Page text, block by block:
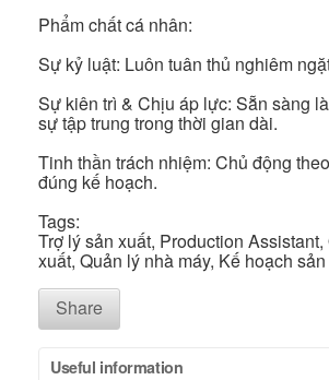
Phẩm chất cá nhân:
Sự kỷ luật: Luôn tuân thủ nghiêm
Sự kiên trì & Chịu áp lực: Sẵn sàng
sự tập trung trong thời gian dài.
Tinh thần trách nhiệm: Chủ động
đúng kế hoạch.
Tags:
Trợ lý sản xuất, Production
xuất, Quản lý nhà máy, Kế hoạch
Share
Useful information